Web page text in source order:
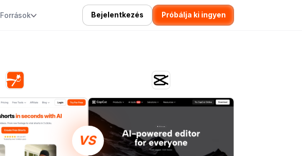
Források Bejelentkezés Próbálja ki ingyen
VS